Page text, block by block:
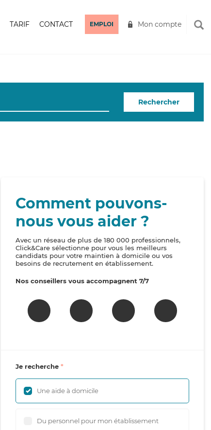
TARIF CONTACT EMPLOI Mon compte
Rechercher
Comment pouvons-
nous vous aider ?
Avec un réseau de plus de 180 000 professionnels,
Click&Care sélectionne pour vous les meilleurs
candidats pour votre maintien à domicile ou vos
besoins de recrutement en établissement.
Nos conseillers vous accompagnent 7/7
Je recherche
Une aide à domicile
Du personnel pour mon établissement